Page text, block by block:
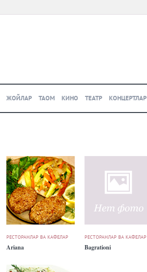
ЖОЙЛАР ТАОМ КИНО ТЕАТР КОНЦЕРТЛАР
РЕСТОРАНЛАР ВА КАФЕЛАР
Ariana
РЕСТОРАНЛАР ВА КАФЕЛАР
Bagrationi